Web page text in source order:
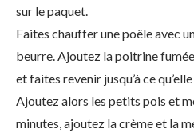
sur le paquet.
Faites chauffer une poêle avec
beurre. Ajoutez la poitrine
et faites revenir jusqu’à ce
Ajoutez alors les petits pois et
minutes, ajoutez la crème et la